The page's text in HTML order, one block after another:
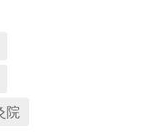
院